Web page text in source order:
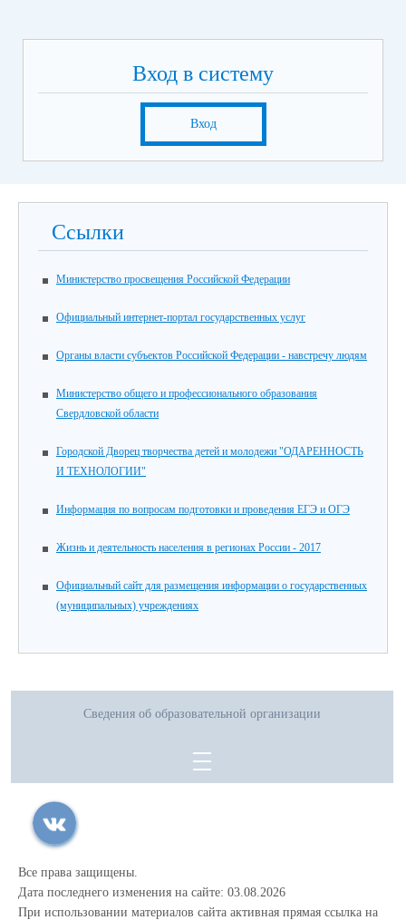
Вход в систему
Вход
Ссылки
Министерство просвещения Российской Федерации
Официальный интернет-портал государственных услуг
Органы власти субъектов Российской Федерации - навстречу людям
Министерство общего и профессионального образования
Свердловской области
Городской Дворец творчества детей и молодежи "ОДАРЕННОСТЬ
И ТЕХНОЛОГИИ"
Информация по вопросам подготовки и проведения ЕГЭ и ОГЭ
Жизнь и деятельность населения в регионах России - 2017
Официальный сайт для размещения информации о государственных
(муниципальных) учреждениях
Сведения об образовательной организации
Все права защищены.
Дата последнего изменения на сайте: 03.08.2026
При использовании материалов сайта активная прямая ссылка на